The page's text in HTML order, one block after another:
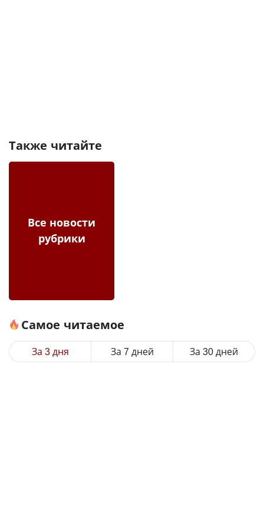
Также читайте
Все новости
рубрики
Самое читаемое
За 3 дня За 7 дней За 30 дней